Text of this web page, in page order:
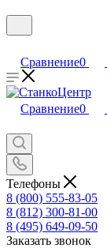
Сравнение0
Сравнение0
Телефоны
8 (800) 555-83-05
8 (812) 300-81-00
8 (495) 649-09-50
Заказать звонок